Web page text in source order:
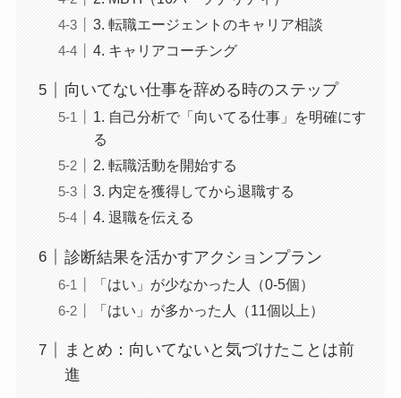
3. 転職エージェントのキャリア相談
4. キャリアコーチング
向いてない仕事を辞める時のステップ
1. 自己分析で「向いてる仕事」を明確にす
る
2. 転職活動を開始する
3. 内定を獲得してから退職する
4. 退職を伝える
診断結果を活かすアクションプラン
「はい」が少なかった人（0-5個）
「はい」が多かった人（11個以上）
まとめ：向いてないと気づけたことは前
進